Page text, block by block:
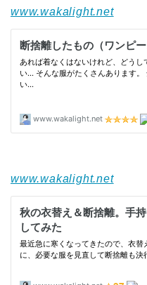
www.wakalight.net
www.wakalight.net